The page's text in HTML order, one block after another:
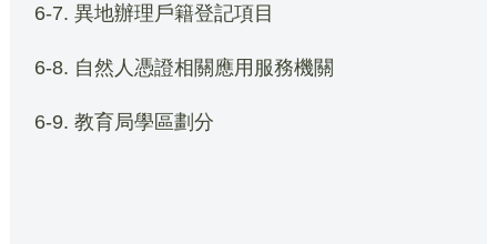
6-7. 異地辦理戶籍登記項目
6-8. 自然人憑證相關應用服務機關
6-9. 教育局學區劃分